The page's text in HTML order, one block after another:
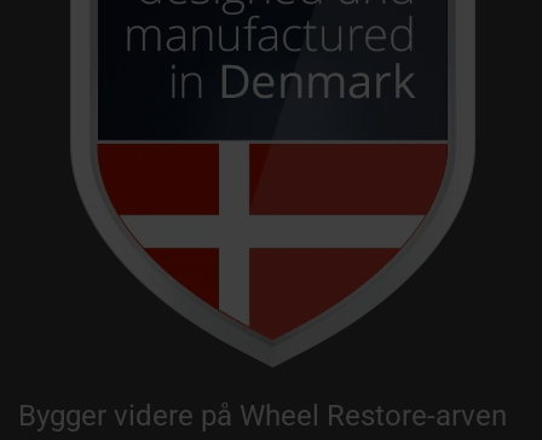
Bygger videre på Wheel Restore-arven